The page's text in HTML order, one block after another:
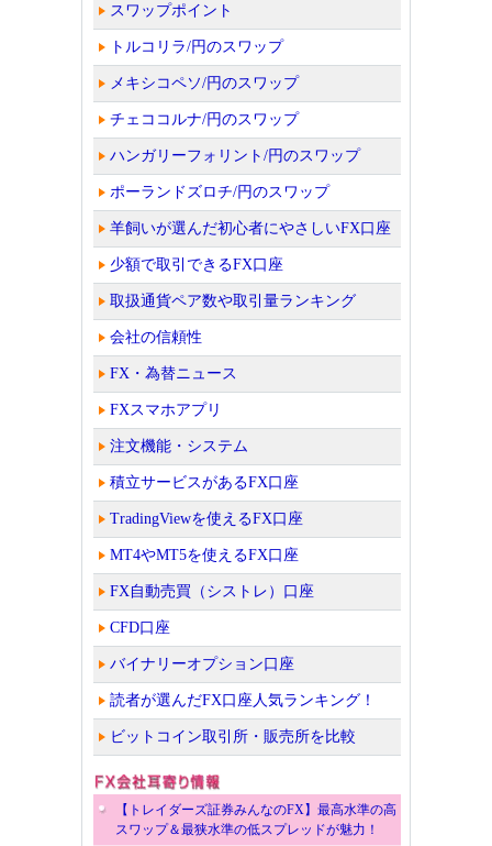
スワップポイント
トルコリラ/円のスワップ
メキシコペソ/円のスワップ
チェココルナ/円のスワップ
ハンガリーフォリント/円のスワップ
ポーランドズロチ/円のスワップ
羊飼いが選んだ初心者にやさしいFX口座
少額で取引できるFX口座
取扱通貨ペア数や取引量ランキング
会社の信頼性
FX・為替ニュース
FXスマホアプリ
注文機能・システム
積立サービスがあるFX口座
TradingViewを使えるFX口座
MT4やMT5を使えるFX口座
FX自動売買（シストレ）口座
CFD口座
バイナリーオプション口座
読者が選んだFX口座人気ランキング！
ビットコイン取引所・販売所を比較
【トレイダーズ証券みんなのFX】最高水準の高
スワップ＆最狭水準の低スプレッドが魅力！